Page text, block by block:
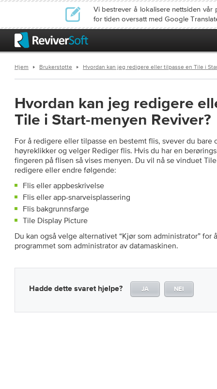
Vi bestrever å lokalisere nettsiden
for tiden oversatt med Google
Hjem Brukerstøtte Hvordan kan jeg redigere eller tilpasse en Tile i
Hvordan kan jeg redigere
Tile i Start-menyen Reviver?
For å redigere eller tilpasse en bestemt flis, svever du bare
høyreklikker og velger Rediger flis. Hvis du har en
fingeren på flisen så vises menyen. Du vil nå se vinduet
redigere eller endre følgende:
Flis eller appbeskrivelse
Flis eller app-snarveisplassering
Flis bakgrunnsfarge
Tile Display Picture
Du kan også velge alternativet “Kjør som administrator” for
programmet som administrator av datamaskinen.
Hadde dette svaret hjelpe? JA NEI